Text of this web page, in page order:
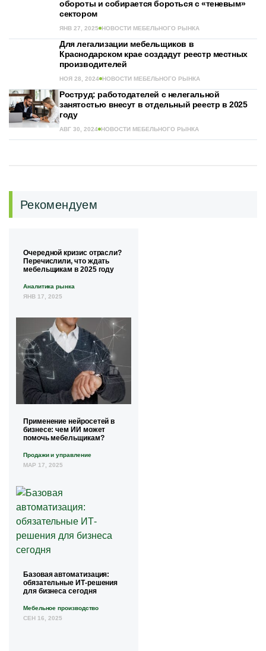
обороты и собирается бороться с «теневым»
сектором
ЯНВ 27, 2025 НОВОСТИ МЕБЕЛЬНОГО РЫНКА
Для легализации мебельщиков в
Краснодарском крае создадут реестр местных
производителей
НОЯ 28, 2024 НОВОСТИ МЕБЕЛЬНОГО РЫНКА
Роструд: работодателей с нелегальной
занятостью внесут в отдельный реестр в 2025
году
АВГ 30, 2024 НОВОСТИ МЕБЕЛЬНОГО РЫНКА
Рекомендуем
Очередной кризис отрасли?
Перечислили, что ждать
мебельщикам в 2025 году
Аналитика рынка
ЯНВ 17, 2025
Применение нейросетей в
бизнесе: чем ИИ может
помочь мебельщикам?
Продажи и управление
МАР 17, 2025
Базовая автоматизация:
обязательные ИТ-решения
для бизнеса сегодня
Мебельное производство
СЕН 16, 2025